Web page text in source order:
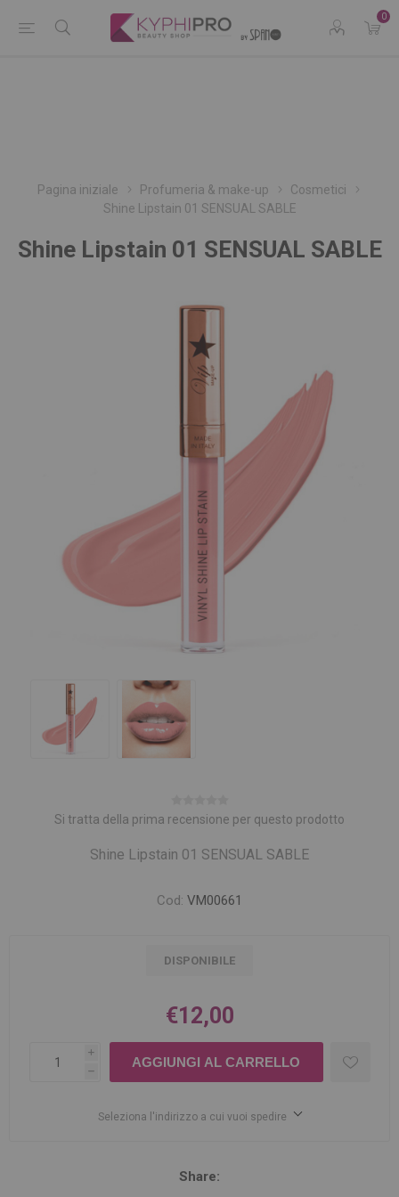
0
Pagina iniziale Profumeria & make-up
Cosmetici
Shine Lipstain 01 SENSUAL SABLE
Shine Lipstain 01 SENSUAL SABLE
Si tratta della prima recensione per questo prodotto
Shine Lipstain 01 SENSUAL SABLE
Cod: VM00661
DISPONIBILE
€12,00
i
h
Seleziona l'indirizzo a cui vuoi spedire
Share: